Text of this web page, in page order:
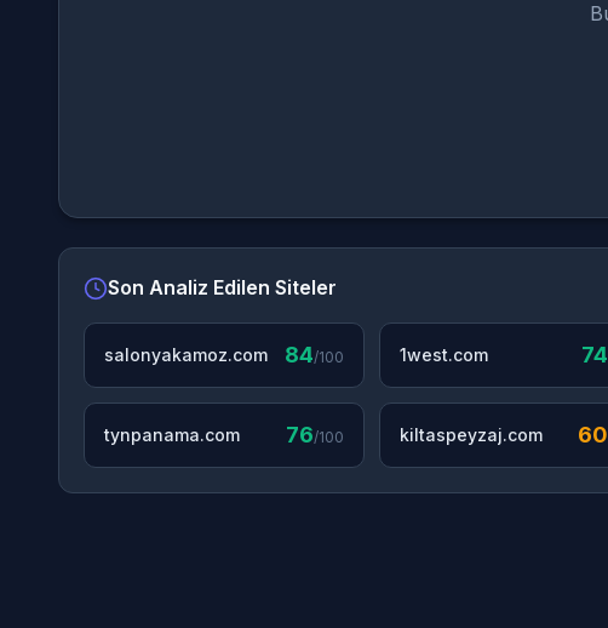
Son Analiz Edilen Siteler
salonyakamoz.com 84/100 1west.com 74
tynpanama.com 76/100 kiltaspeyzaj.com 60